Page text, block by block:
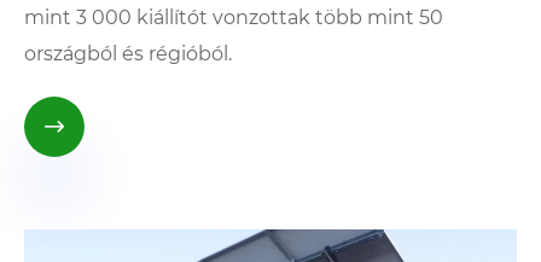
mint 3 000 kiállítót vonzottak több mint 50
országból és régióból.
